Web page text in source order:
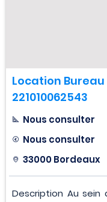
Location
221010062543
Nous consulter
Nous consulter
33000 Bordeaux
Description Au sein